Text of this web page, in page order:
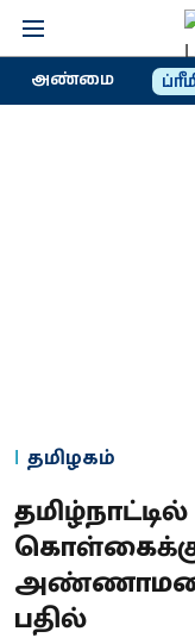
அண்மை
தமிழகம்
பதில்